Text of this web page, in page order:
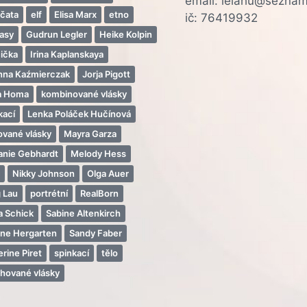
elf Elisa Marx
etno
Gudrun Legler
Heike Kolpin
Irina Kaplanskaya
Kaźmierczak
Jorja Pigott
Homa
kombinované vlásky
Lenka Poláček Hučínová
vlásky
Mayra Garza
Gebhardt
Melody Hess
Nikky Johnson
Olga Auer
Lau
portrétní
RealBorn
Schick
Sabine Altenkirch
Hergarten
Sandy Faber
Piret
spinkací
tělo
vlásky
ič: 76419932